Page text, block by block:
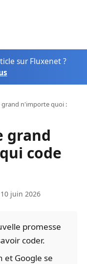
sur Fluxenet ?
grand n'importe quoi :
grand
code
juin 2026
promesse
coder.
et Google se